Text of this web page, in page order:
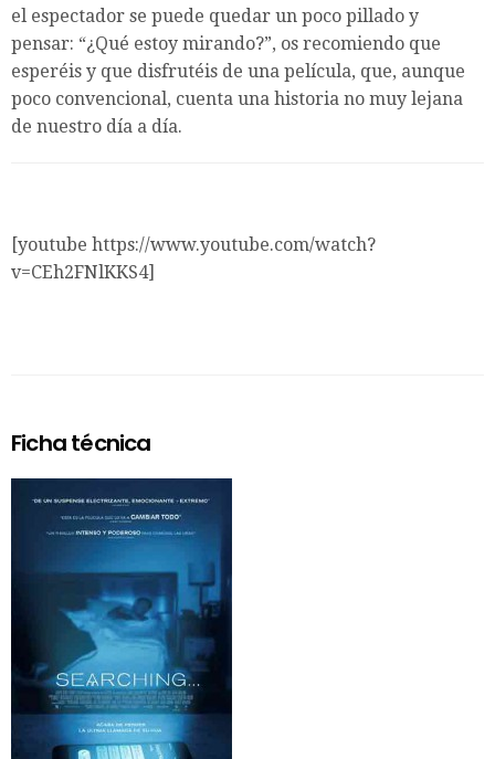
el espectador se puede quedar un poco pillado y
pensar: “¿Qué estoy mirando?”, os recomiendo que
esperéis y que disfrutéis de una película, que, aunque
poco convencional, cuenta una historia no muy lejana
de nuestro día a día.
[youtube https://www.youtube.com/watch?
v=CEh2FNlKKS4]
Ficha técnica